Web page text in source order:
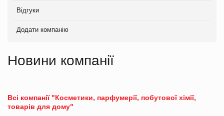
Відгуки
Додати компанію
Новини компанії
Всі компанії "Косметики, парфумерії, побутової хімії,
товарів для дому"